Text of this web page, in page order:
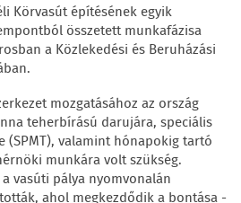
Körvasút építésének egyik
összetett munkafázisa
a Közlekedési és Beruházási
mozgatásához az ország
teherbírású darujára, speciális
(SPMT), valamint hónapokig tartó
munkára volt szükség.
vasúti pálya nyomvonalán
ahol megkezdődik a bontása -